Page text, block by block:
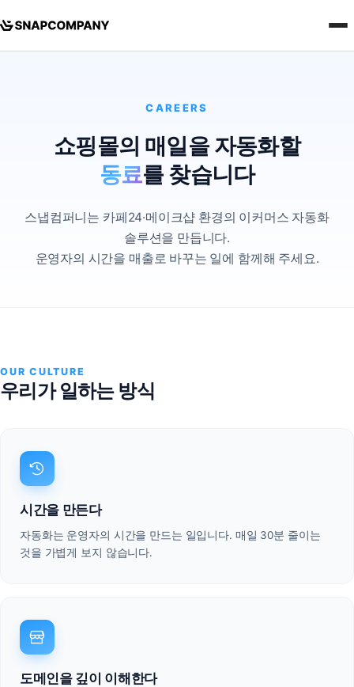
CAREERS
쇼핑몰의 매일을 자동화할
동료를 찾습니다
스냅컴퍼니는 카페24·메이크샵 환경의 이커머스 자동화
솔루션을 만듭니다.
운영자의 시간을 매출로 바꾸는 일에 함께해 주세요.
OUR CULTURE
우리가 일하는 방식
시간을 만든다
자동화는 운영자의 시간을 만드는 일입니다. 매일 30분 줄이는
것을 가볍게 보지 않습니다.
도메인을 깊이 이해한다